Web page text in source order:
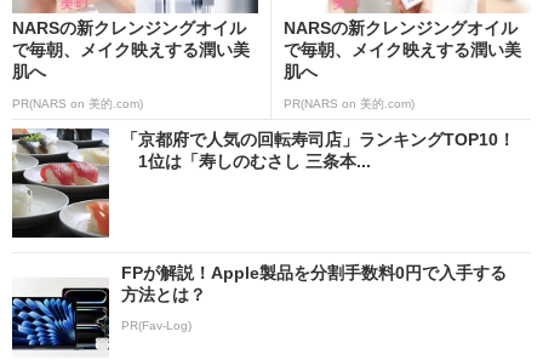
NARSの新クレンジングオイル
で毎朝、メイク映えする潤い美
肌へ
PR(NARS on 美的.com)
NARSの新クレンジングオイル
で毎朝、メイク映えする潤い美
肌へ
PR(NARS on 美的.com)
「京都府で人気の回転寿司店」ランキングTOP10！
1位は「寿しのむさし 三条本...
FPが解説！Apple製品を分割手数料0円で入手する
方法とは？
PR(Fav-Log)